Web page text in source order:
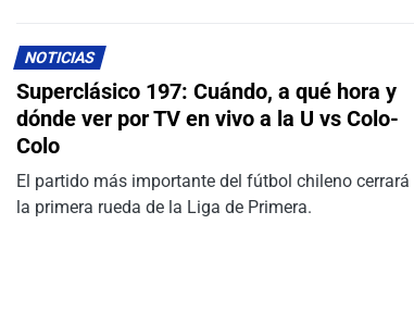
NOTICIAS
Superclásico 197: Cuándo, a qué hora y
dónde ver por TV en vivo a la U vs Colo-
Colo
El partido más importante del fútbol chileno cerrará
la primera rueda de la Liga de Primera.